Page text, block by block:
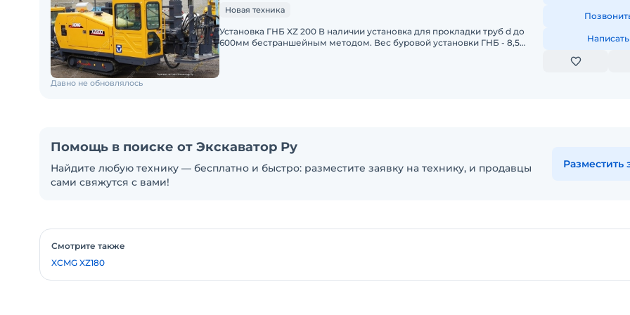
Новая техника
Установка ГНБ XZ 200 В наличии установка для прокладки труб d до
600мм бестраншейным методом. Вес буровой установки ГНБ - 8,5
Написать
Давно не обновлялось
Помощь в поиске от Экскаватор Ру
Найдите любую технику — бесплатно и быстро: разместите заявку на технику, и продавцы
сами свяжутся с вами!
Разместить
Смотрите также
XCMG XZ180